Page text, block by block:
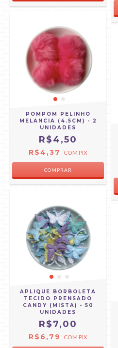
POMPOM PELINHO
MELANCIA (4.5CM) - 2
UNIDADES
R$4,50
R$4,37 COM PIX
APLIQUE BORBOLETA
TECIDO PRENSADO
CANDY (MISTA) - 50
UNIDADES
R$7,00
R$6,79 COM PIX